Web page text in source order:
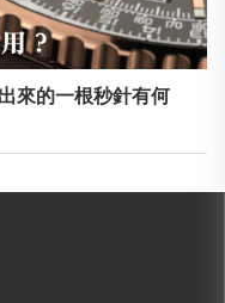
來的一根秒針有何